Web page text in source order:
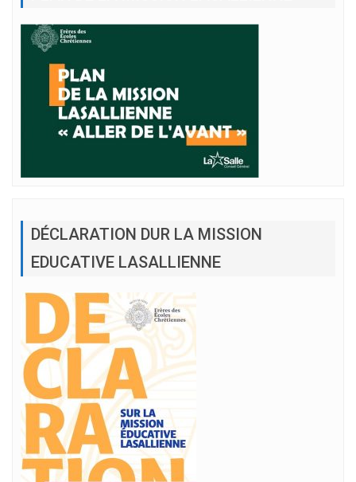
DÉCLARATION DUR LA MISSION
EDUCATIVE LASALLIENNE